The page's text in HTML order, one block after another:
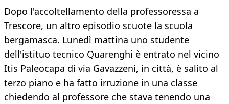
Dopo l'accoltellamento della professoressa a
Trescore, un altro episodio scuote la scuola
bergamasca. Lunedì mattina uno studente
dell'istituo tecnico Quarenghi è entrato nel vicino
Itis Paleocapa di via Gavazzeni, in città, è salito al
terzo piano e ha fatto irruzione in una classe
chiedendo al professore che stava tenendo una